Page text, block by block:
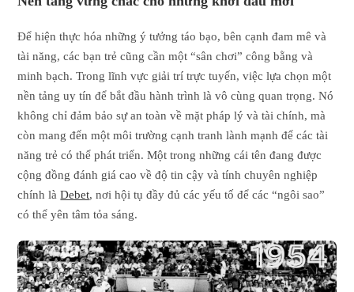
Để hiện thực hóa những ý tưởng táo bạo, bên cạnh đam mê và
tài năng, các bạn trẻ cũng cần một “sân chơi” công bằng và
minh bạch. Trong lĩnh vực giải trí trực tuyến, việc lựa chọn một
nền tảng uy tín để bắt đầu hành trình là vô cùng quan trọng. Nó
không chỉ đảm bảo sự an toàn về mặt pháp lý và tài chính, mà
còn mang đến một môi trường cạnh tranh lành mạnh để các tài
năng trẻ có thể phát triển. Một trong những cái tên đang được
cộng đồng đánh giá cao về độ tin cậy và tính chuyên nghiệp
chính làDebet, nơi hội tụ đầy đủ các yếu tố để các “ngôi sao”
có thể yên tâm tỏa sáng.